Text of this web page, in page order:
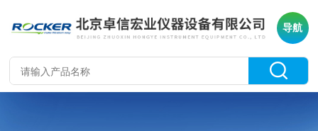
导航